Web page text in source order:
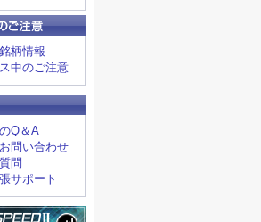
柄情報
中のご注意
Q＆A
問い合わせ
問
サポート